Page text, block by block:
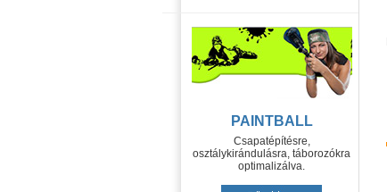
PAINTBALL
Csapatépítésre,
osztálykirándulásra, táborozókra
optimalizálva.